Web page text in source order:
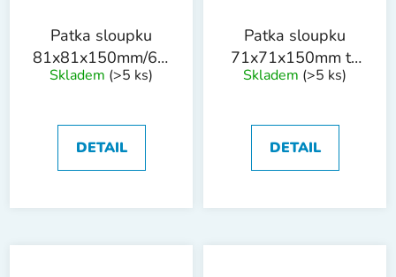
Patka sloupku
81x81x150mm/60cm
tl. 1.8mm ZN
Skladem (>5 ks)
DETAIL
Patka sloupku
71x71x150mm tl.
1.8mm ZN
Skladem (>5 ks)
DETAIL